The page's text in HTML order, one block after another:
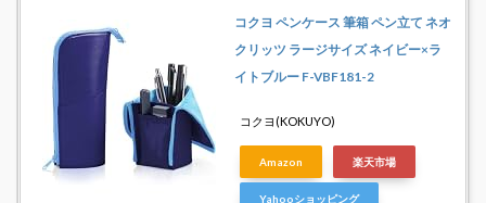
コクヨ ペンケース 筆箱 ペン立て ネオ
クリッツ ラージサイズ ネイビー×ラ
イトブルー F-VBF181-2
コクヨ(KOKUYO)
Amazon 楽天市場
Yahooショッピング